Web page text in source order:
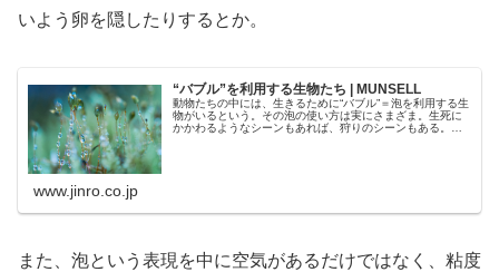
いよう卵を隠したりするとか。
“バブル”を利用する生物たち | MUNSELL
動物たちの中には、生きるために“バブル”＝泡を利用する生
物がいるという。その泡の使い方は実にさまざま。生死に
かかわるようなシーンもあれば、狩りのシーンもある。生
www.jinro.co.jp
また、泡という表現を中に空気があるだけではなく、粘度